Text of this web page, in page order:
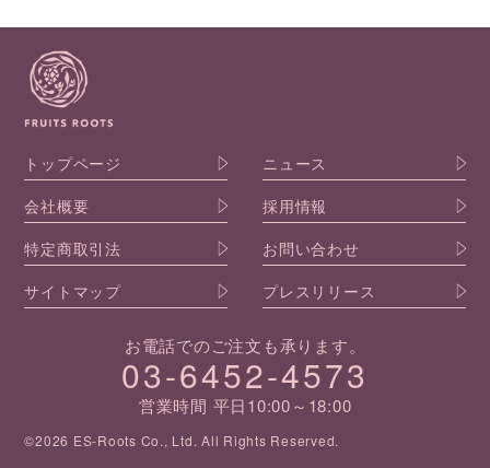
トップページ
ニュース
会社概要
採用情報
特定商取引法
お問い合わせ
サイトマップ
プレスリリース
お電話でのご注文も承ります。
03-6452-4573
営業時間 平日10:00～18:00
©2026 ES-Roots Co., Ltd. All Rights Reserved.